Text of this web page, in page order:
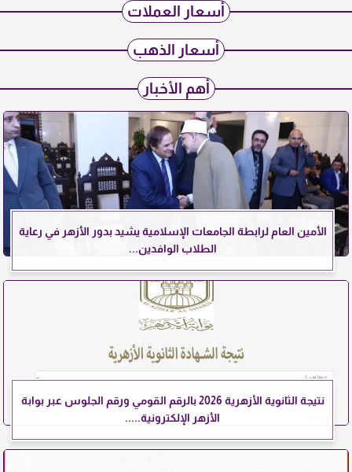
أسعار العملات
أسعار الذهب
أهم الأخبار
الأمين العام لرابطة الجامعات الإسلامية يشيد بدور الأزهر في رعاية
الطلاب الوافدين...
نتيجة الثانوية الأزهرية 2026 بالرقم القومي ورقم الجلوس عبر بوابة
الأزهر الإلكترونية.....